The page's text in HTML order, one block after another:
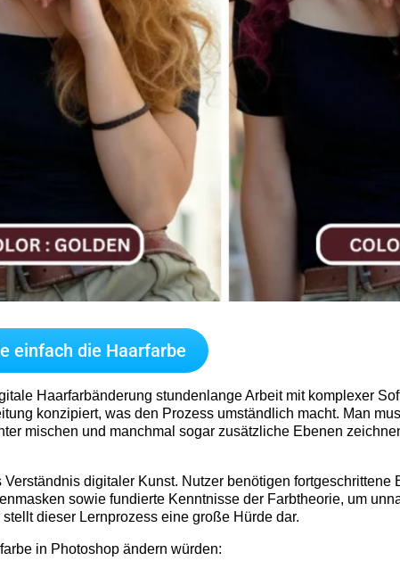
einfach die Haarfarbe
Haarfarbänderung stundenlange Arbeit mit komplexer
konzipiert, was den Prozess umständlich macht. Man
mischen und manchmal sogar zusätzliche Ebenen
digitaler Kunst. Nutzer benötigen fortgeschrittene
sowie fundierte Kenntnisse der Farbtheorie, um
dieser Lernprozess eine große Hürde dar.
in Photoshop ändern würden: